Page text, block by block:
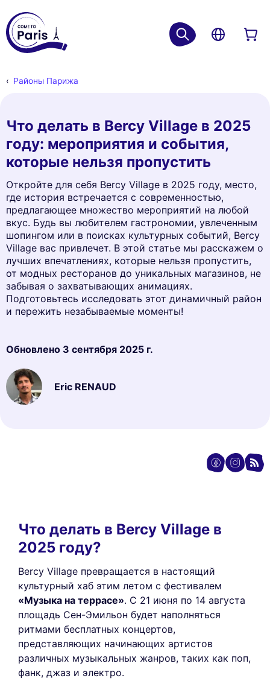
Районы Парижа
Что делать в Bercy Village в 2025
году: мероприятия и события,
которые нельзя пропустить
Откройте для себя Bercy Village в 2025 году, место,
где история встречается с современностью,
предлагающее множество мероприятий на любой
вкус. Будь вы любителем гастрономии, увлеченным
шопингом или в поисках культурных событий, Bercy
Village вас привлечет. В этой статье мы расскажем о
лучших впечатлениях, которые нельзя пропустить,
от модных ресторанов до уникальных магазинов, не
забывая о захватывающих анимациях.
Подготовьтесь исследовать этот динамичный район
и пережить незабываемые моменты!
Обновлено 3 сентября 2025 г.
Eric RENAUD
Что делать в Bercy Village в
2025 году?
Bercy Village превращается в настоящий
культурный хаб этим летом с фестивалем
«Музыка на террасе». С 21 июня по 14 августа
площадь Сен-Эмильон будет наполняться
ритмами бесплатных концертов,
представляющих начинающих артистов
различных музыкальных жанров, таких как поп,
фанк, джаз и электро.